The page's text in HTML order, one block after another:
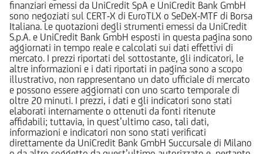
finanziari emessi da UniCredit SpA e UniCredit Bank GmbH
sono negoziati sul CERT-X di EuroTLX o SeDeX-MTF di Borsa
Italiana. Le quotazioni degli strumenti emessi da UniCredit
S.p.A. e UniCredit Bank GmbH esposti in questa pagina sono
aggiornati in tempo reale e calcolati sui dati effettivi di
mercato. I prezzi riportati del sottostante, gli indicatori, le
altre informazioni e i dati riportati in pagina sono a scopo
illustrativo, non rappresentano un dato ufficiale di mercato
e possono essere aggiornati con uno scarto temporale di
oltre 20 minuti. I prezzi, i dati e gli indicatori sono stati
elaborati internamente o ottenuti da fonti ritenute
affidabili; tuttavia, in quest’ultimo caso, tali dati,
informazioni e indicatori non sono stati verificati
direttamente da UniCredit Bank GmbH Succursale di Milano